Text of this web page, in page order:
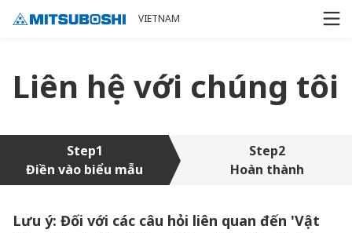
VIETNAM
Liên hệ với chúng tôi
Step1
Điền vào biểu mẫu
Step2
Hoàn thành
Lưu ý: Đối với các câu hỏi liên quan đến 'Vật
Cookieの設定